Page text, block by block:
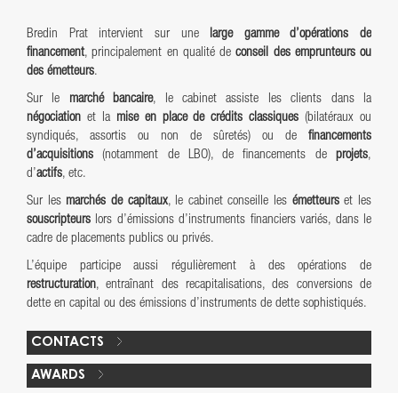
Bredin Prat intervient sur une large gamme d’opérations de
financement, principalement en qualité deconseil des emprunteurs ou
des émetteurs.
Sur le marché bancaire, le cabinet assiste les clients dans la
négociation et la mise en place de crédits classiques (bilatéraux ou
syndiqués, assortis ou non de sûretés) ou de financements
d’acquisitions (notamment de LBO), de financements de projets,
d’actifs, etc.
Sur les marchés de capitaux, le cabinet conseille les émetteurset les
souscripteurs lors d’émissions d’instruments financiers variés, dans le
cadre de placements publics ou privés.
L’équipe participe aussi régulièrement à des opérations de
restructuration, entraînant des recapitalisations, des conversions de
dette en capital ou des émissions d’instruments de dette sophistiqués.
CONTACTS
AWARDS